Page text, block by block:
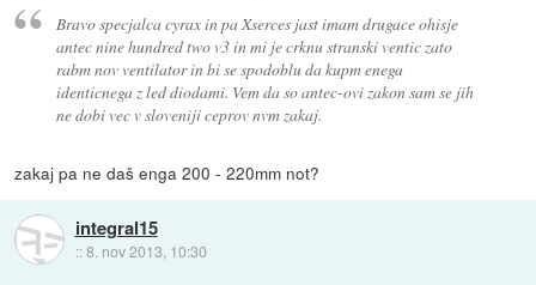
Bravo specjalca cyrax in pa Xserces jast imam drugace ohisje
antec nine hundred two v3 in mi je crknu stranski ventic zato
rabm nov ventilator in bi se spodoblu da kupm enega
identicnega z led diodami. Vem da so antec-ovi zakon sam se jih
ne dobi vec v sloveniji ceprov nvm zakaj.
zakaj pa ne daš enga 200 - 220mm not?
integral15
::8. nov 2013, 10:30